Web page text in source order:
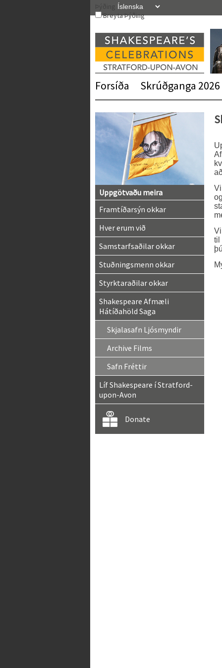
Breyta Þýðing
Forsíða Skrúðganga 2026
Uppgötvaðu meira
Framtíðarsýn okkar
Hver erum við
Samstarfsaðilar okkar
Stuðningsmenn okkar
Styrktaraðilar okkar
Shakespeare Afmæli
Hátíðahöld Saga
Skjalasafn Ljósmyndir
Archive Films
Safn Fréttir
Líf Shakespeare í Stratford-
upon-Avon
Donate
til